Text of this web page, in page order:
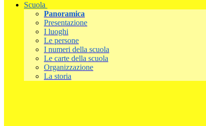
Scuola
Panoramica
Presentazione
I luoghi
Le persone
I numeri della scuola
Le carte della scuola
Organizzazione
La storia